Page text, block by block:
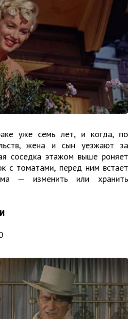
уже семь лет, и когда, по
жена и сын уезжают за
соседка этажом выше роняет
с томатами, перед ним встает
— изменить или хранить